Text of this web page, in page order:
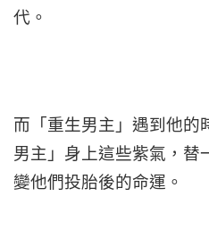
代。
而「重生男主」遇到他的
男主」身上這些紫氣，替
變他們投胎後的命運。